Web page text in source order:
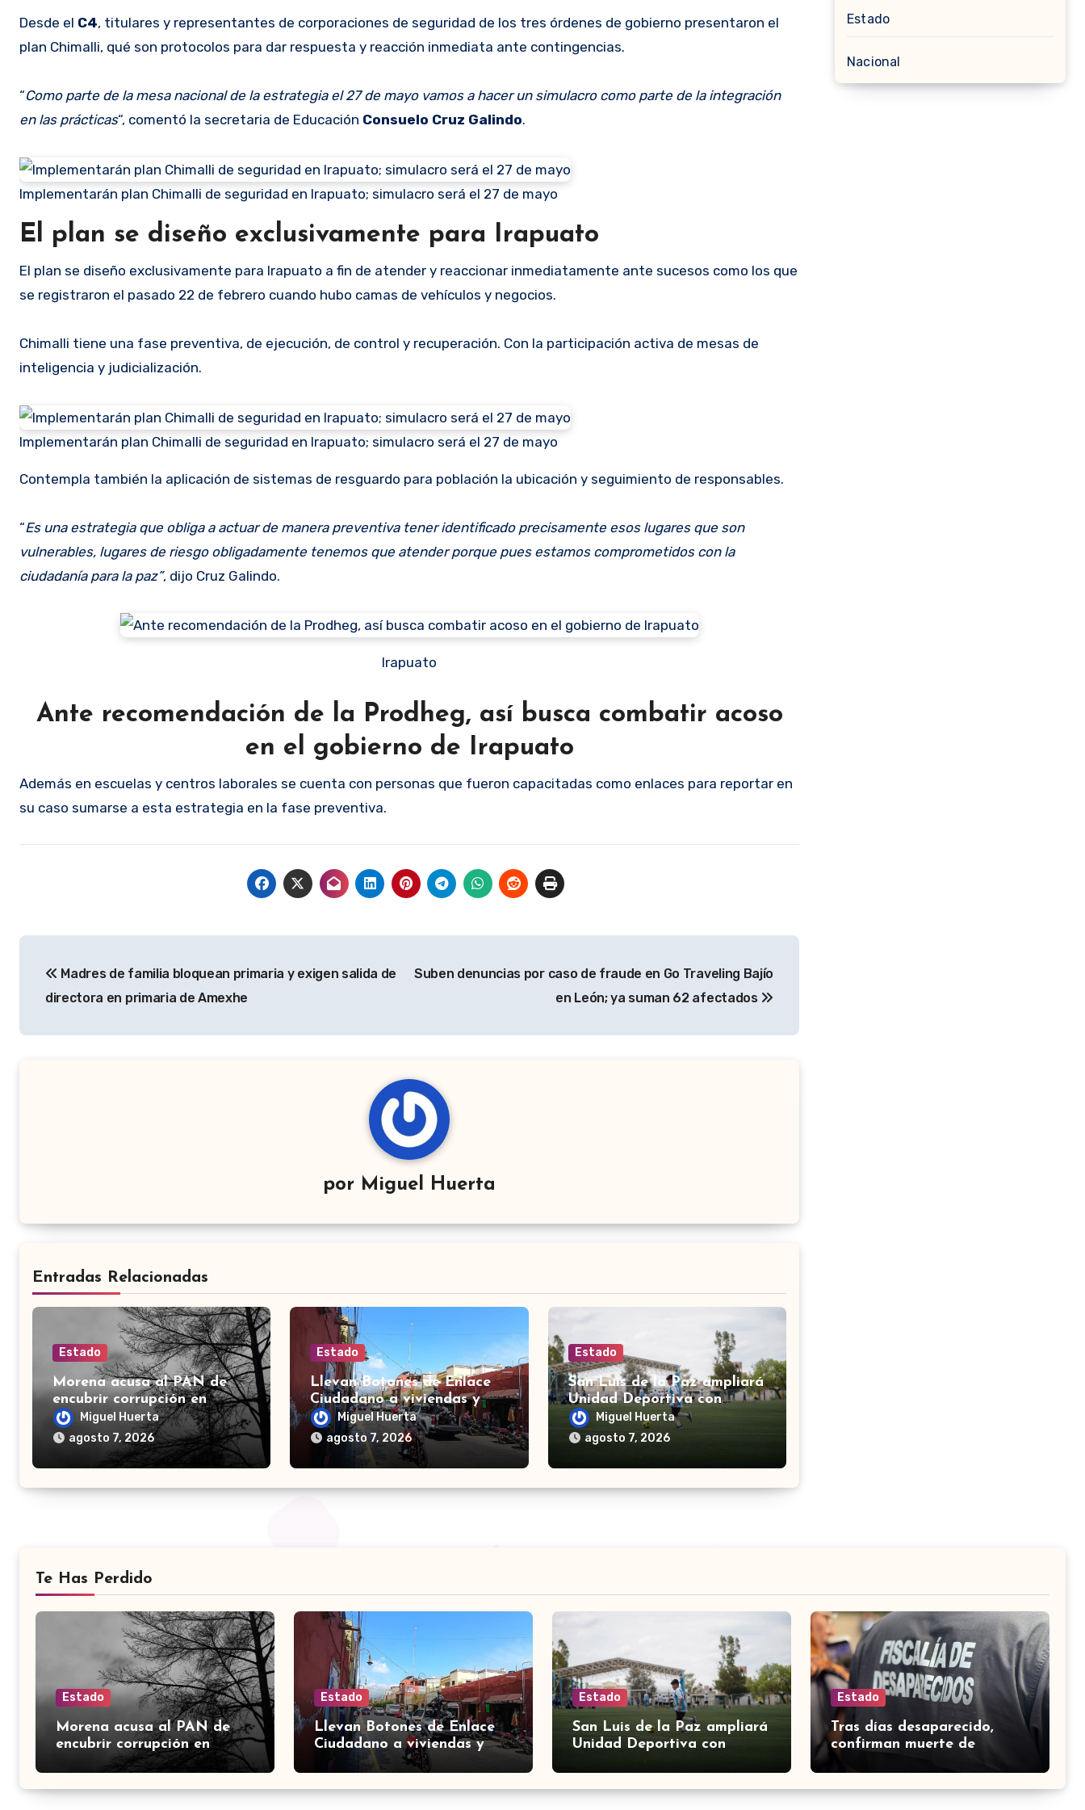
Desde el C4, titulares y representantes de corporaciones de seguridad de los tres órdenes de gobierno presentaron el
plan Chimalli, qué son protocolos para dar respuesta y reacción inmediata ante contingencias.
“Como parte de la mesa nacional de la estrategia el 27 de mayo vamos a hacer un simulacro como parte de la integración
en las prácticas“, comentó la secretaria de Educación Consuelo Cruz Galindo.
Implementarán plan Chimalli de seguridad en Irapuato; simulacro será el 27 de mayo
El plan se diseño exclusivamente para Irapuato
El plan se diseño exclusivamente para Irapuato a fin de atender y reaccionar inmediatamente ante sucesos como los que
se registraron el pasado 22 de febrero cuando hubo camas de vehículos y negocios.
Chimalli tiene una fase preventiva, de ejecución, de control y recuperación. Con la participación activa de mesas de
inteligencia y judicialización.
Implementarán plan Chimalli de seguridad en Irapuato; simulacro será el 27 de mayo
Contempla también la aplicación de sistemas de resguardo para población la ubicación y seguimiento de responsables.
“Es una estrategia que obliga a actuar de manera preventiva tener identificado precisamente esos lugares que son
vulnerables, lugares de riesgo obligadamente tenemos que atender porque pues estamos comprometidos con la
ciudadanía para la paz”, dijo Cruz Galindo.
Irapuato
Ante recomendación de la Prodheg, así busca combatir acoso
en el gobierno de Irapuato
Además en escuelas y centros laborales se cuenta con personas que fueron capacitadas como enlaces para reportar en
su caso sumarse a esta estrategia en la fase preventiva.
de
Madres de familia bloquean primaria y exigen salida de
directora en primaria de Amexhe
Suben denuncias por caso de fraude en Go Traveling Bajío
en León; ya suman 62 afectados
por Miguel Huerta
Entradas Relacionadas
Estado
Morena acusa al PAN de
encubrir corrupción en
Guanajuato; señala desfalco
de 107 mdp en Apaseo el
Alto
Miguel Huerta
agosto 7, 2026
Estado
Llevan Botones de Enlace
Ciudadano a viviendas y
comercios de Yuriria
Miguel Huerta
agosto 7, 2026
Estado
San Luis de la Paz ampliará
Unidad Deportiva con
nuevas canchas en La
Espiga
Miguel Huerta
agosto 7, 2026
Estado
Nacional
Te Has Perdido
Estado
Morena acusa al PAN de
encubrir corrupción en
Guanajuato; señala desfalco
de 107 mdp en Apaseo el
Alto
Estado
Llevan Botones de Enlace
Ciudadano a viviendas y
comercios de Yuriria
Estado
San Luis de la Paz ampliará
Unidad Deportiva con
Espiga
Estado
Tras días desaparecido,
confirman muerte de
Benjamín “El Cholo”